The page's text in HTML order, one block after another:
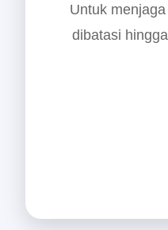
Untuk
dibatasi